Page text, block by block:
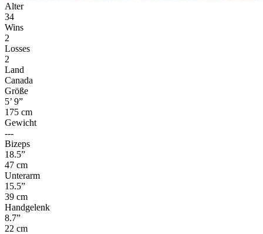
Alter
34
Wins
2
Losses
2
Land
Canada
Größe
5’ 9”
175 cm
Gewicht
---
Bizeps
18.5”
47 cm
Unterarm
15.5”
39 cm
Handgelenk
8.7”
22 cm